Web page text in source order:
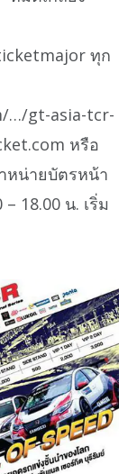
ทุก
…/gt-asia-tcr-
หรือ
หน่ายบัตรหน้า
18.00 น. เริ่ม